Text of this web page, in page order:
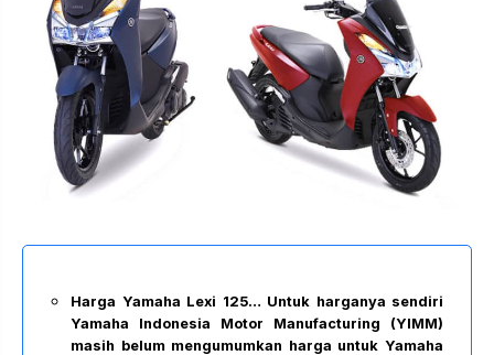
Harga Yamaha Lexi 125… Untuk harganya sendiri
Yamaha Indonesia Motor Manufacturing (YIMM)
masih belum mengumumkan harga untuk Yamaha